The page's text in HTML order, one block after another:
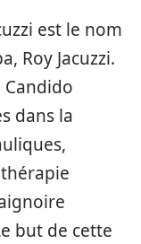
est le nom
Roy Jacuzzi.
dans la
but de cette